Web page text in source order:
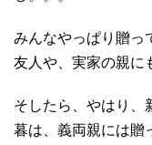
みんなやっぱり贈っ
友人や、実家の親に
そしたら、やはり、
暮は、義両親には贈